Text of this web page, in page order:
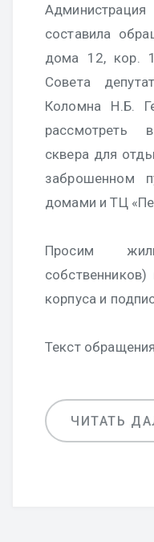
составила
дома 12, кор.
Совета
Коломна Н.Б.
рассмотреть
сквера для
заброшенном
домами и ТЦ
Просим
корпуса и
Текст обращения
ЧИТАТЬ